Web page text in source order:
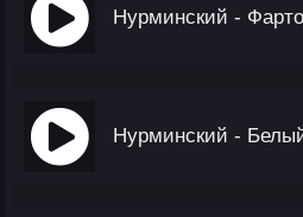
Нурминский -
Нурминский -